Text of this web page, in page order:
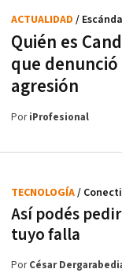
Quién es
que
agresión
ACTUALIDAD /
PoriProfesional
Así podés
tuyo falla
TECNOLOGÍA/
PorCésar